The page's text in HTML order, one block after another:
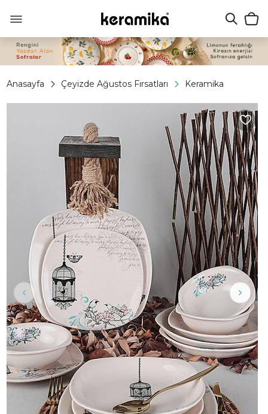
Anasayfa Çeyizde Ağustos Fırsatları Keramika